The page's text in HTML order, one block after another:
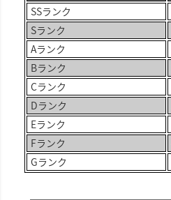
SSランク
Sランク
Aランク
Bランク
Cランク
Dランク
Eランク
Fランク
Gランク